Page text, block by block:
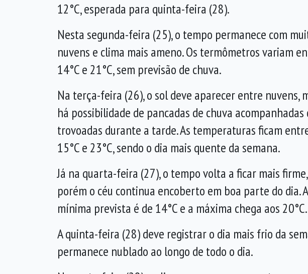
12°C, esperada para quinta-feira (28).
Nesta segunda-feira (25), o tempo permanece com
nuvens e clima mais ameno. Os termômetros variam
14°C e 21°C, sem previsão de chuva.
Na terça-feira (26), o sol deve aparecer entre nuvens,
há possibilidade de pancadas de chuva acompanhadas
trovoadas durante a tarde. As temperaturas ficam
15°C e 23°C, sendo o dia mais quente da semana.
Já na quarta-feira (27), o tempo volta a ficar mais firme,
porém o céu continua encoberto em boa parte do dia. A
mínima prevista é de 14°C e a máxima chega aos 20°C.
A quinta-feira (28) deve registrar o dia mais frio da
permanece nublado ao longo de todo o dia.